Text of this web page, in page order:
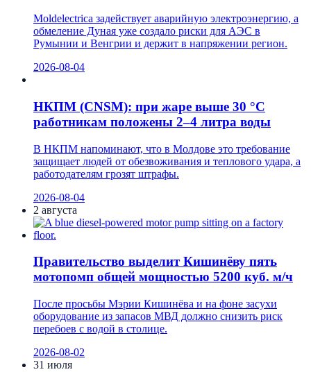
Moldelectrica задействует аварийную электроэнергию, а
обмеление Дуная уже создало риски для АЭС в
Румынии и Венгрии и держит в напряжении регион.
2026-08-04
НКПМ (CNSM): при жаре выше 30 °C
работникам положены 2–4 литра воды
В НКПМ напоминают, что в Молдове это требование
защищает людей от обезвоживания и теплового удара, а
работодателям грозят штрафы.
2026-08-04
2 августа
Правительство выделит Кишинёву пять
мотопомп общей мощностью 5200 куб. м/ч
После просьбы Мэрии Кишинёва и на фоне засухи
оборудование из запасов МВД должно снизить риск
перебоев с водой в столице.
2026-08-02
31 июля